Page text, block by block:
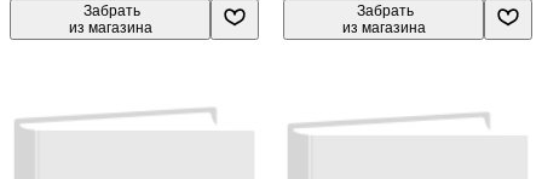
Забрать
из магазина
Забрать
из магазина